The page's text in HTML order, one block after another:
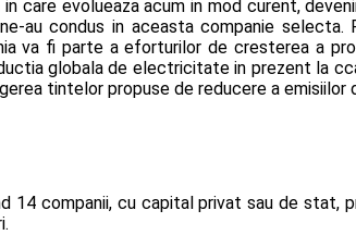
in care evolueaza acum in mod curent,
au condus in aceasta companie
va fi parte a eforturilor de cresterea a
globala de electricitate in prezent la
tintelor propuse de reducere a emisiilor
14 companii, cu capital privat sau de stat,